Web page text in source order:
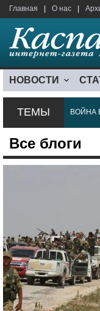
Главная О нас
НОВОСТИ
ТЕМЫ ВОЙНА
Все блоги